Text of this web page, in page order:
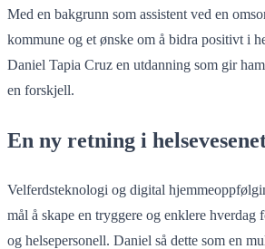
Med en bakgrunn som assistent ved en
kommune og et ønske om å bidra positivt i
Daniel Tapia Cruz en utdanning som gir
en forskjell.
En ny retning i
Velferdsteknologi og digital
mål å skape en tryggere og enklere hverdag
og helsepersonell. Daniel så dette som en